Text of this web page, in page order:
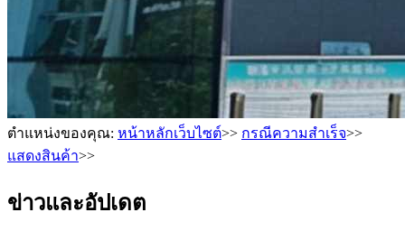
ตำแหน่งของคุณ: หน้าหลักเว็บไซต์>> กรณีความสำเร็จ>>
แสดงสินค้า>>
ข่าวและอัปเดต